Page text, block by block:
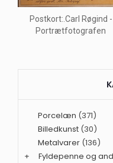
Postkort:.Carl Røgind -
Portrætfotografen
Porcelæn (371)
Billedkunst (30)
Metalvarer (136)
+
Fyldepenne og